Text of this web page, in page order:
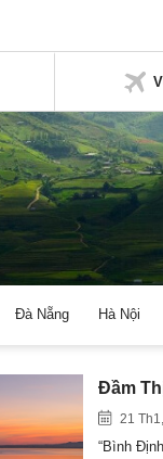
Đà Nẵng Hà Nội
Đầm
21
“Bình